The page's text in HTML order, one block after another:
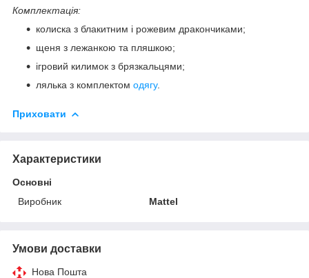
Комплектація:
колиска з блакитним і рожевим дракончиками;
щеня з лежанкою та пляшкою;
ігровий килимок з брязкальцями;
лялька з комплектом одягу.
Приховати
Характеристики
Основні
Виробник
Mattel
Умови доставки
Нова Пошта